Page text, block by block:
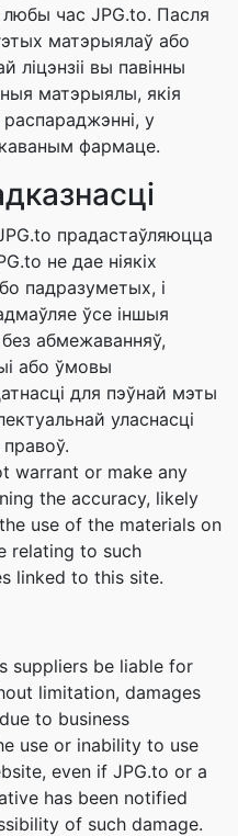
час JPG.to. Пасля
матэрыялаў або
ліцэнзіі вы павінны
матэрыялы, якія
у
фармаце.
прадастаўляюцца
не дае ніякіх
падразуметых, і
ўсе іншыя
абмежаванняў,
або ўмовы
для пэўнай мэты
уласнасці
warrant or make any
the accuracy, likely
use of the materials on
relating to such
linked to this site.
suppliers be liable for
limitation, damages
to business
use or inability to use
even if JPG.to or a
has been notified
of such damage.